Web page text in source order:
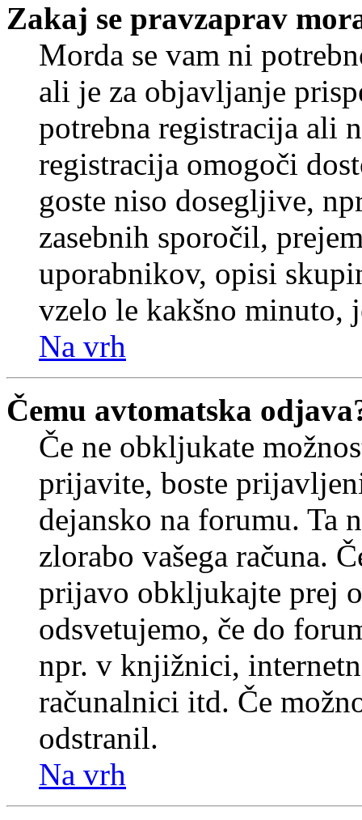
Zakaj se pravzaprav
Morda se vam ni
ali je za objavljanje
potrebna registracija ali
registracija omogoči
goste niso dosegljive,
zasebnih sporočil,
uporabnikov, opisi
vzelo le kakšno minuto,
Na vrh
Čemu avtomatska
Če ne obkljukate
prijavite, boste
dejansko na forumu. Ta
zlorabo vašega računa.
prijavo obkljukajte prej
odsvetujemo, če do
npr. v knjižnici,
računalnici itd. Če
odstranil.
Na vrh